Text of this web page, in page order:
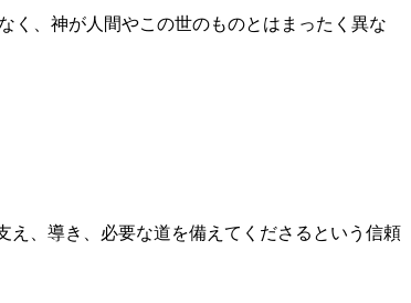
く、神が人間やこの世のものとはまったく異な
え、導き、必要な道を備えてくださるという信頼